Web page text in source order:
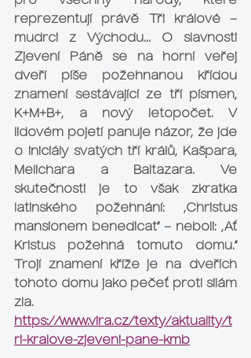
reprezentují právě Tři králové –
mudrci z Východu… O slavnosti
Zjevení Páně se na horní veřej
dveří píše požehnanou křídou
znamení sestávající ze tří písmen,
K+M+B+, a nový letopočet. V
lidovém pojetí panuje názor, že jde
o iniciály svatých tří králů, Kašpara,
Melichara a Baltazara. Ve
skutečnosti je to však zkratka
latinského požehnání: „Christus
mansionem benedicat“ – neboli: „Ať
Kristus požehná tomuto domu.“
Trojí znamení kříže je na dveřích
tohoto domu jako pečeť proti silám
zla.
https://www.vira.cz/texty/aktuality/t
ri-kralove-zjeveni-pane-kmb